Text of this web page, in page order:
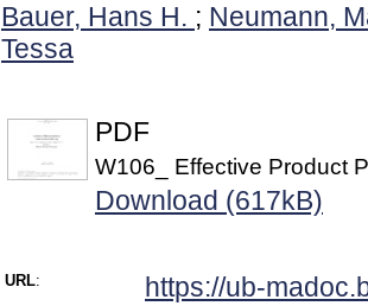
Bauer, Hans H. ; Neumann,
Tessa
PDF
W106_ Effective Product
Download (617kB)
URL: https://ub-